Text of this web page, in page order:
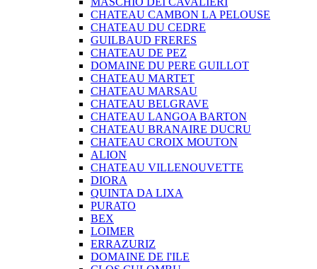
CHATEAU CAMBON LA PELOUSE
CHATEAU DU CEDRE
GUILBAUD FRERES
CHATEAU DE PEZ
DOMAINE DU PERE GUILLOT
CHATEAU MARTET
CHATEAU MARSAU
CHATEAU BELGRAVE
CHATEAU LANGOA BARTON
CHATEAU BRANAIRE DUCRU
CHATEAU CROIX MOUTON
ALION
CHATEAU VILLENOUVETTE
DIORA
QUINTA DA LIXA
PURATO
BEX
LOIMER
ERRAZURIZ
DOMAINE DE I'ILE